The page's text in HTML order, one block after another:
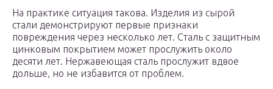
На практике ситуация такова. Изделия из сырой
стали демонстрируют первые признаки
повреждения через несколько лет. Сталь с защитным
цинковым покрытием может прослужить около
десяти лет. Нержавеющая сталь прослужит вдвое
дольше, но не избавится от проблем.